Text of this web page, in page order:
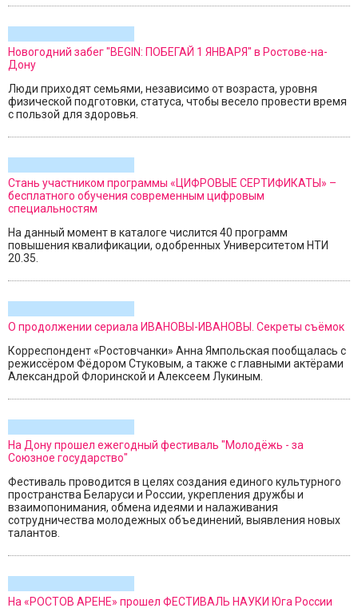
Новогодний забег "BEGIN: ПОБЕГАЙ 1 ЯНВАРЯ" в Ростове-на-
Дону
Люди приходят семьями, независимо от возраста, уровня
физической подготовки, статуса, чтобы весело провести время
с пользой для здоровья.
Стань участником программы «ЦИФРОВЫЕ СЕРТИФИКАТЫ» –
бесплатного обучения современным цифровым
специальностям
На данный момент в каталоге числится 40 программ
повышения квалификации, одобренных Университетом НТИ
20.35.
О продолжении сериала ИВАНОВЫ-ИВАНОВЫ. Секреты съёмок
Корреспондент «Ростовчанки» Анна Ямпольская пообщалась с
режиссёром Фёдором Стуковым, а также с главными актёрами
Александрой Флоринской и Алексеем Лукиным.
На Дону прошел ежегодный фестиваль "Молодёжь - за
Союзное государство"
Фестиваль проводится в целях создания единого культурного
пространства Беларуси и России, укрепления дружбы и
взаимопонимания, обмена идеями и налаживания
сотрудничества молодежных объединений, выявления новых
талантов.
На «РОСТОВ АРЕНЕ» прошел ФЕСТИВАЛЬ НАУКИ Юга России